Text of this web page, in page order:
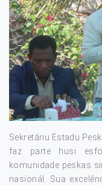
Sekretáriu Estadu
faz parte husi
komunidade peskas
nasionál. Sua